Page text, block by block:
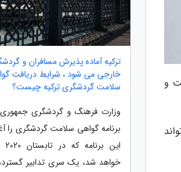
و
ترکیه آماده پذیرش مسافران و
خارجی می شود ، شرایط دریافت
سلامت گردشگری ترکیه چیست؟
وزارت فرهنگ و گردشگری جمهوری
برنامه گواهی سلامت گردشگری را
این
خواهد شد، یک سری تدابیر